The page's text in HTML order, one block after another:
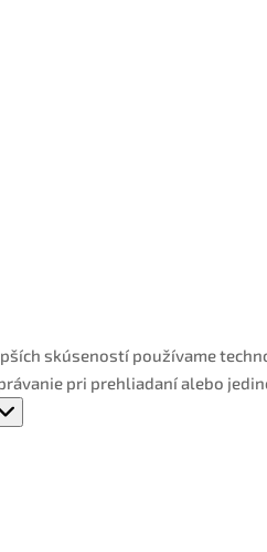
skúseností používame
pri prehliadaní alebo